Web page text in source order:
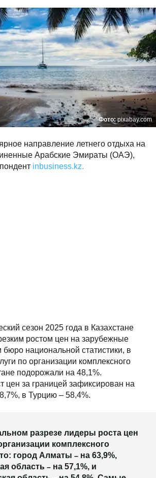
Фото:pixabay.com
направление летнего отдыха на
Арабские Эмираты (ОАЭ),
inbusiness.kz.
сезон 2025 года в Казахстане
ростом цен на зарубежные
национальной статистики, в
по организации комплексного
подорожали на 48,1%.
цен за границей зафиксирован на
в Турцию – 58,4%.
разрезе лидеры роста цен
комплексного
город Алматы – на 63,9%,
область – на 57,1%, и